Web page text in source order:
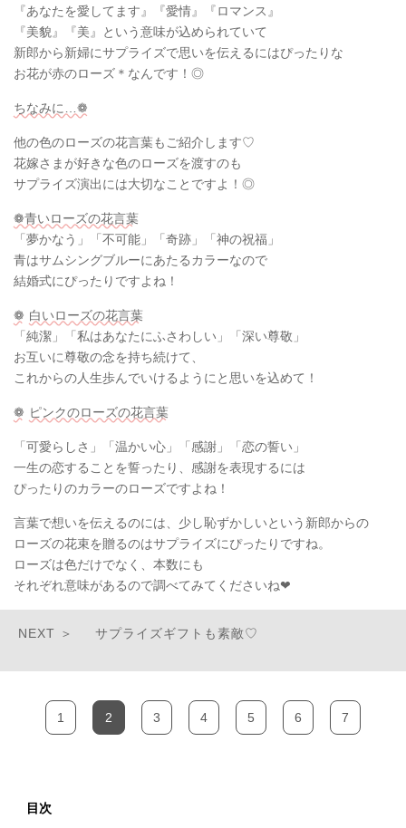
『あなたを愛してます』『愛情』『ロマンス』
『美貌』『美』という意味が込められていて
新郎から新婦にサプライズで思いを伝えるにはぴったりな
お花が赤のローズ＊なんです！◎
ちなみに…❁
他の色のローズの花言葉もご紹介します♡
花嫁さまが好きな色のローズを渡すのも
サプライズ演出には大切なことですよ！◎
❁青いローズの花言葉
「夢かなう」「不可能」「奇跡」「神の祝福」
青はサムシングブルーにあたるカラーなので
結婚式にぴったりですよね！
❁ 白いローズの花言葉
「純潔」「私はあなたにふさわしい」「深い尊敬」
お互いに尊敬の念を持ち続けて、
これからの人生歩んでいけるようにと思いを込めて！
❁ ピンクのローズの花言葉
「可愛らしさ」「温かい心」「感謝」「恋の誓い」
一生の恋することを誓ったり、感謝を表現するには
ぴったりのカラーのローズですよね！
言葉で想いを伝えるのには、少し恥ずかしいという新郎からの
ローズの花束を贈るのはサプライズにぴったりですね。
ローズは色だけでなく、本数にも
それぞれ意味があるので調べてみてくださいね❤︎
サプライズギフトも素敵♡
1 2 3 4 5 6 7
目次